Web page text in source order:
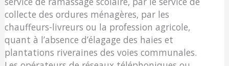
collecte des ordures ménagères, par les
chauffeurs-livreurs ou la profession agricole,
quant à l’absence d’élagage des haies et
plantations riveraines des voies communales.